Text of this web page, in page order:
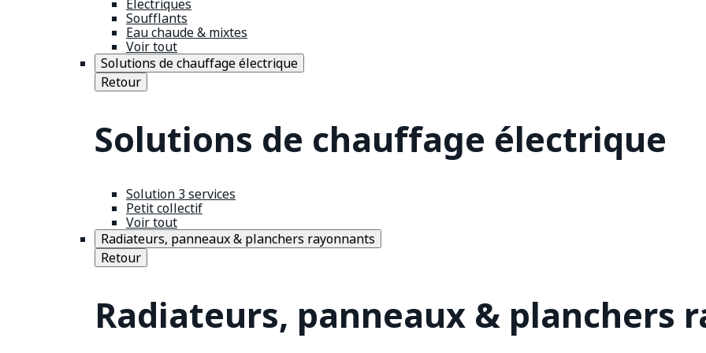
Électriques
Soufflants
Eau chaude & mixtes
Voir tout
Solutions de chauffage électrique
Retour
Solutions de chauffage électrique
Solution 3 services
Petit collectif
Voir tout
Radiateurs, panneaux & planchers rayonnants
Retour
Radiateurs, panneaux & planchers